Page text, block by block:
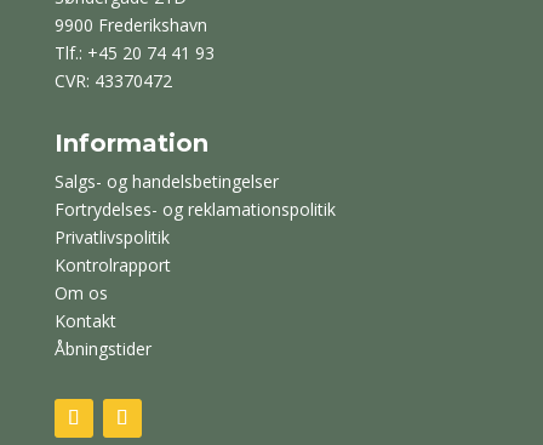
9900 Frederikshavn
Tlf.: +45 20 74 41 93
CVR: 43370472
Information
Salgs- og handelsbetingelser
Fortrydelses- og reklamationspolitik
Privatlivspolitik
Kontrolrapport
Om os
Kontakt
Åbningstider